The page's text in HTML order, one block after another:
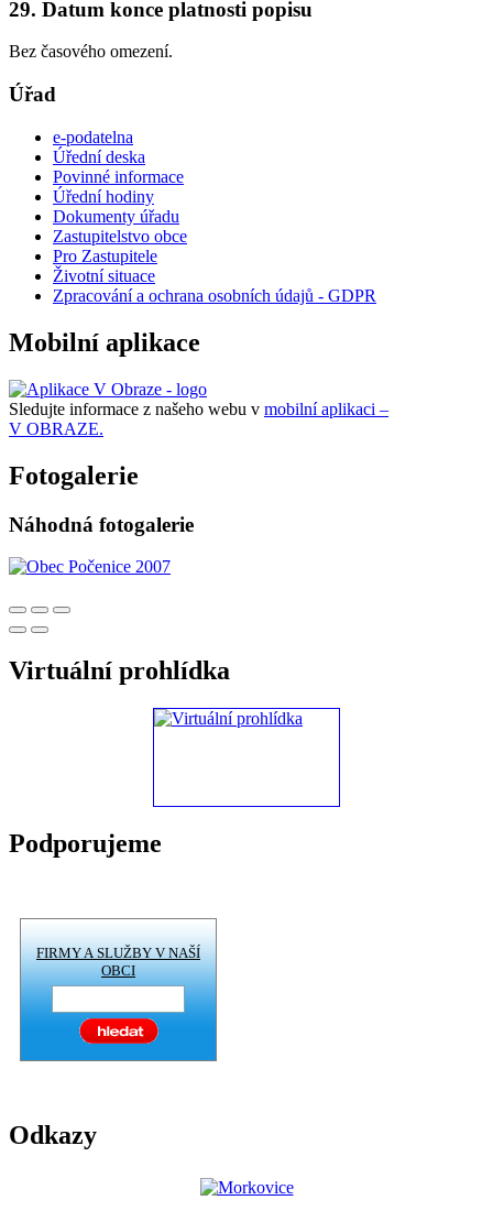
29. Datum konce platnosti popisu
Bez časového omezení.
Úřad
e-podatelna
Úřední deska
Povinné informace
Úřední hodiny
Dokumenty úřadu
Zastupitelstvo obce
Pro Zastupitele
Životní situace
Zpracování a ochrana osobních údajů - GDPR
Mobilní aplikace
Sledujte informace z našeho webu v mobilní aplikaci –
V OBRAZE.
Fotogalerie
Náhodná fotogalerie
Virtuální prohlídka
Podporujeme
FIRMY A SLUŽBY V NAŠÍ
OBCI
Odkazy